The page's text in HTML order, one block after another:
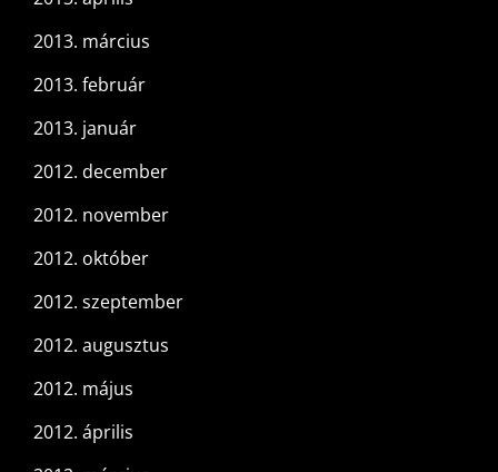
2013. március
2013. február
2013. január
2012. december
2012. november
2012. október
2012. szeptember
2012. augusztus
2012. május
2012. április